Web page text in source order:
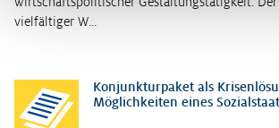
vielfältiger W…
Konjunkturpaket als
Möglichkeiten eines